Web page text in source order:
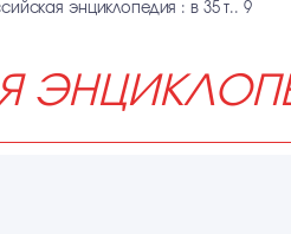
энциклопедия : в 35 т.. 9